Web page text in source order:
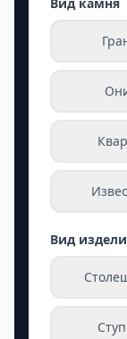
Вид